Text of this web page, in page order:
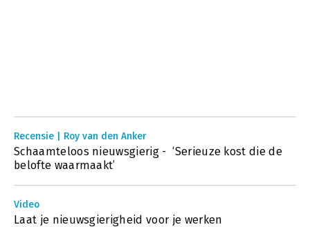
Recensie | Roy van den Anker
Schaamteloos nieuwsgierig - ‘Serieuze kost die de
belofte waarmaakt’
Video
Laat je nieuwsgierigheid voor je werken